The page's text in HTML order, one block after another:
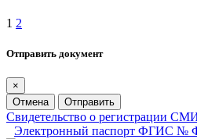
1 2
Отправить документ
×
Отмена
Отправить
Свидетельство о регистрации
Электронный паспорт ФГИС №